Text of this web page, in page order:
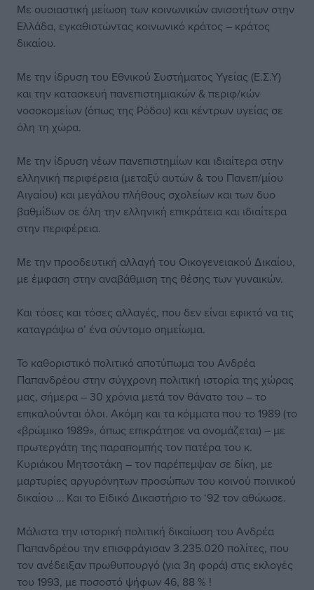
Με ουσιαστική μείωση των κοινωνικών ανισοτήτων στην
Ελλάδα, εγκαθιστώντας κοινωνικό κράτος – κράτος
δικαίου.
Με την ίδρυση του Εθνικού Συστήματος Υγείας (Ε.Σ.Υ)
και την κατασκευή πανεπιστημιακών & περιφ/κών
νοσοκομείων (όπως της Ρόδου) και κέντρων υγείας σε
όλη τη χώρα.
Με την ίδρυση νέων πανεπιστημίων και ιδιαίτερα στην
ελληνική περιφέρεια (μεταξύ αυτών & του Πανεπ/μίου
Αιγαίου) και μεγάλου πλήθους σχολείων και των δυο
βαθμίδων σε όλη την ελληνική επικράτεια και ιδιαίτερα
στην περιφέρεια.
Με την προοδευτική αλλαγή του Οικογενειακού Δικαίου,
με έμφαση στην αναβάθμιση της θέσης των γυναικών.
Και τόσες και τόσες αλλαγές, που δεν είναι εφικτό να τις
καταγράψω σ’ ένα σύντομο σημείωμα.
Το καθοριστικό πολιτικό αποτύπωμα του Ανδρέα
Παπανδρέου στην σύγχρονη πολιτική ιστορία της χώρας
μας, σήμερα – 30 χρόνια μετά τον θάνατο του – το
επικαλούνται όλοι. Ακόμη και τα κόμματα που το 1989 (το
«βρώμικο 1989», όπως επικράτησε να ονομάζεται) – με
πρωτεργάτη της παραπομπής τον πατέρα του κ.
Κυριάκου Μητσοτάκη – τον παρέπεμψαν σε δίκη, με
μαρτυρίες αργυρόνητων προσώπων του κοινού ποινικού
δικαίου … Και το Ειδικό Δικαστήριο το ‘92 τον αθώωσε.
Μάλιστα την ιστορική πολιτική δικαίωση του Ανδρέα
Παπανδρέου την επισφράγισαν 3.235.020 πολίτες, που
τον ανέδειξαν πρωθυπουργό (για 3η φορά) στις εκλογές
του 1993, με ποσοστό ψήφων 46, 88 % !